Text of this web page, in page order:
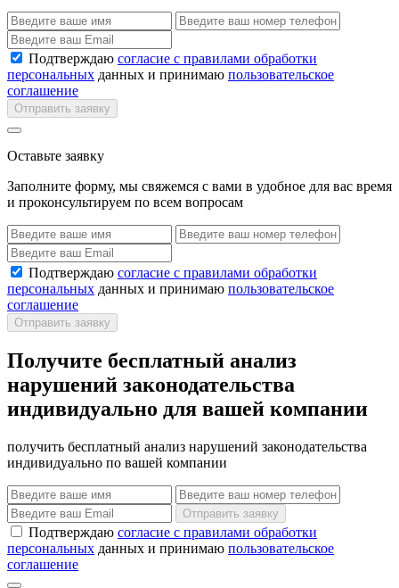
Подтверждаю согласие с правилами обработки
персональных данных и принимаю пользовательское
соглашение
Отправить заявку
Оставьте заявку
Заполните форму, мы свяжемся с вами в удобное для вас время
и проконсультируем по всем вопросам
Подтверждаю согласие с правилами обработки
персональных данных и принимаю пользовательское
соглашение
Отправить заявку
Получите бесплатный анализ
нарушений законодательства
индивидуально для вашей компании
получить бесплатный анализ нарушений законодательства
индивидуально по вашей компании
Отправить заявку
Подтверждаю согласие с правилами обработки
персональных данных и принимаю пользовательское
соглашение